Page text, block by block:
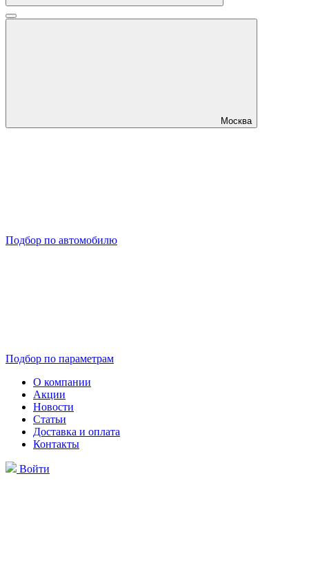
Москва
Подбор по автомобилю
Подбор по параметрам
О компании
Акции
Новости
Статьи
Доставка и оплата
Контакты
Войти